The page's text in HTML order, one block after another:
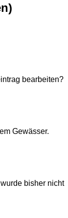
bearbeiten?
Gewässer.
bisher nicht